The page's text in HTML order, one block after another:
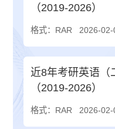
（2019-2026）
格式：RAR 2026-
近8年考研英语（
（2019-2026）
格式：RAR 2026-